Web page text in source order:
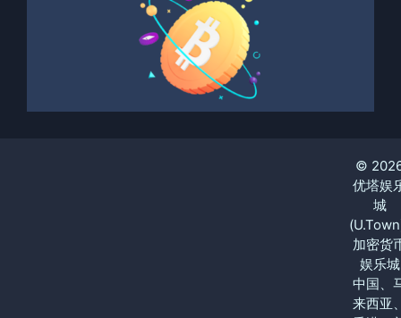
©
优塔娱
城
加密货
娱乐城
中国、
来西亚